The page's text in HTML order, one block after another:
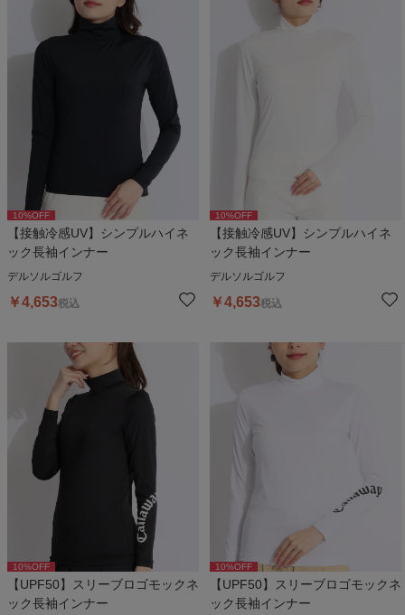
10%OFF
【接触冷感UV】シンプルハイネ
ック長袖インナー
デルソルゴルフ
￥4,653税込
10%OFF
【接触冷感UV】シンプルハイネ
ック長袖インナー
デルソルゴルフ
￥4,653税込
10%OFF
【UPF50】スリーブロゴモックネ
ック長袖インナー
10%OFF
【UPF50】スリーブロゴモックネ
ック長袖インナー